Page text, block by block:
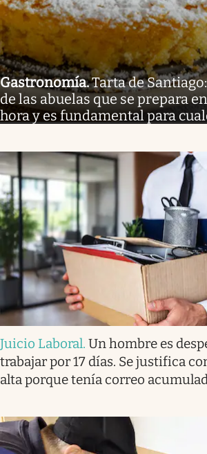
Gastronomía.Tarta de
de las abuelas que se prepara
hora y es fundamental para
Juicio Laboral. Un hombre es
trabajar por 17 días. Se justifica
alta porque tenía correo